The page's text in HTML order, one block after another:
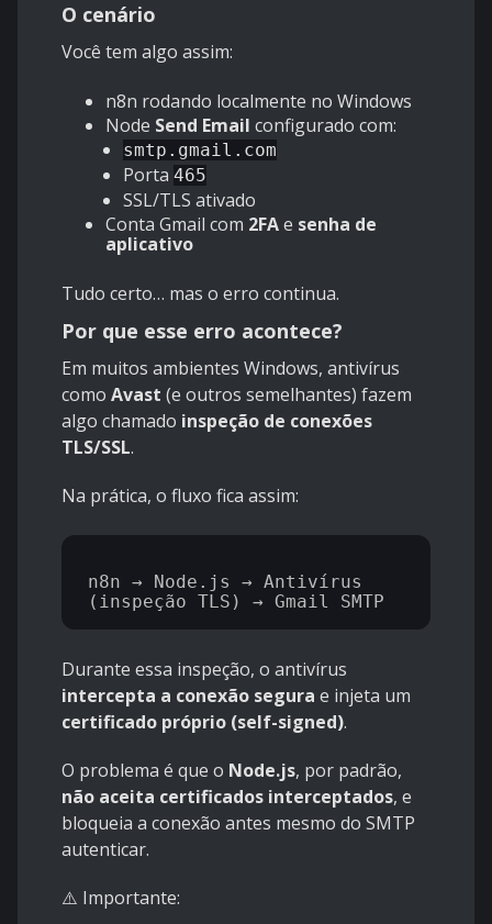
O cenário
Você tem algo assim:
n8n rodando localmente no Windows
Node Send Email configurado com:
smtp.gmail.com
Porta 465
SSL/TLS ativado
Conta Gmail com 2FAe senha de
aplicativo
Tudo certo… mas o erro continua.
Por que esse erro acontece?
Em muitos ambientes Windows, antivírus
como Avast (e outros semelhantes) fazem
algo chamado inspeção de conexões
TLS/SSL.
Na prática, o fluxo fica assim:
n8n → Node.js → Antivírus
Durante essa inspeção, o antivírus
intercepta a conexão segura e injeta um
certificado próprio (self-signed).
O problema é que o Node.js, por padrão,
não aceita certificados interceptados, e
bloqueia a conexão antes mesmo do SMTP
autenticar.
⚠️ Importante: